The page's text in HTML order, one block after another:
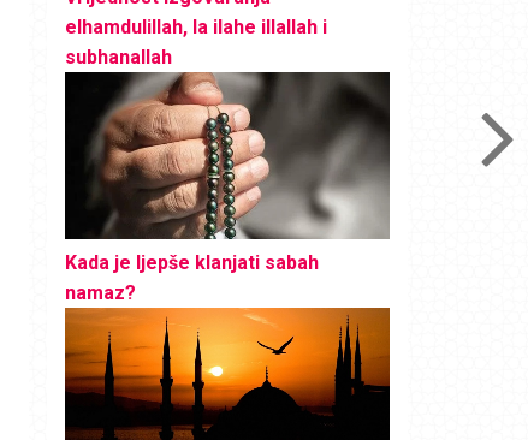
elhamdulillah, la ilahe illallah i
subhanallah
Kada je ljepše klanjati sabah
namaz?